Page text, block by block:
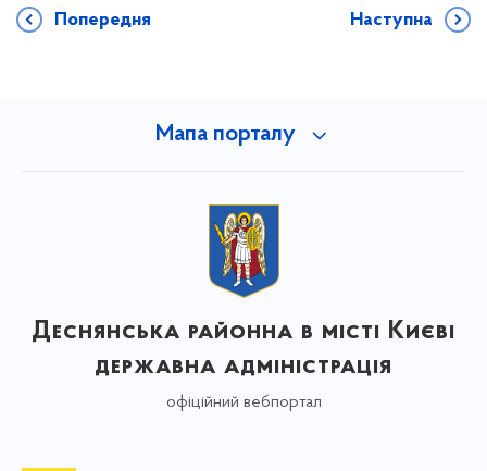
Попередня Наступна
Мапа порталу
Деснянська районна в місті Києві
державна адміністрація
офіційний вебпортал